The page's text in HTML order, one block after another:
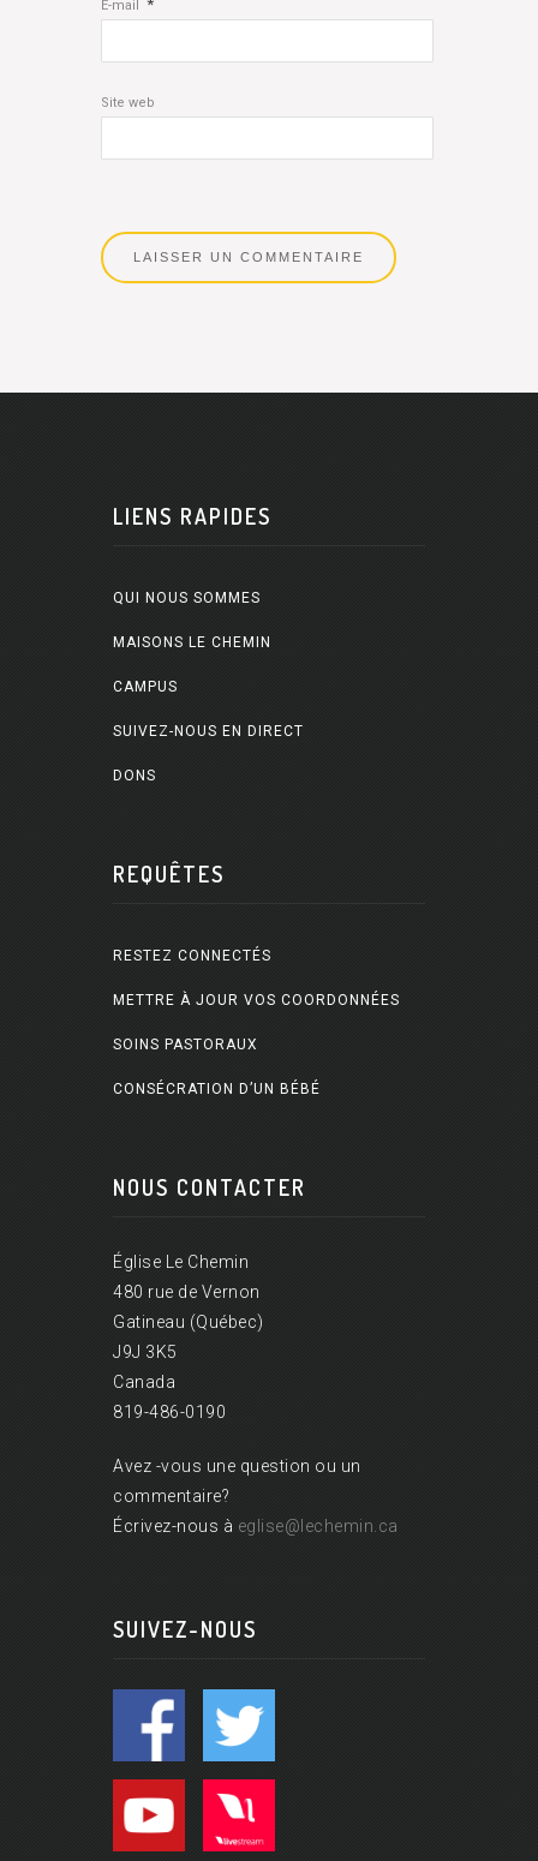
E-mail *
Site web
LIENS RAPIDES
QUI NOUS SOMMES
MAISONS LE CHEMIN
CAMPUS
SUIVEZ-NOUS EN DIRECT
DONS
REQUÊTES
RESTEZ CONNECTÉS
METTRE À JOUR VOS COORDONNÉES
SOINS PASTORAUX
CONSÉCRATION D’UN BÉBÉ
NOUS CONTACTER
Église Le Chemin
480 rue de Vernon
Gatineau (Québec)
J9J 3K5
Canada
819-486-0190
Avez -vous une question ou un
commentaire?
Écrivez-nous à eglise@lechemin.ca
SUIVEZ-NOUS